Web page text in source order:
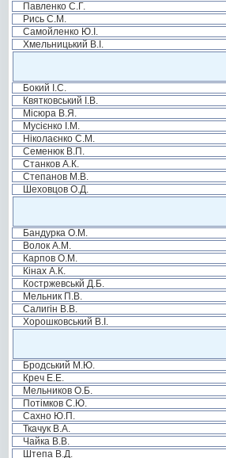
Павленко С.Г.
Рись С.М.
Самойленко Ю.І.
Хмельницький В.І.
Бокий І.С.
Квятковський І.В.
Місюра В.Я.
Мусієнко І.М.
Ніколаєнко С.М.
Семенюк В.П.
Станков А.К.
Степанов М.В.
Шеховцов О.Д.
Бандурка О.М.
Волок А.М.
Карпов О.М.
Кінах А.К.
Костржевськй Д.Б.
Мельник П.В.
Салигін В.В.
Хорошковський В.І.
Бродський М.Ю.
Креч Е.Е.
Мельников О.Б.
Потімков С.Ю.
Сахно Ю.П.
Ткачук В.А.
Чайка В.В.
Штепа В.Д.